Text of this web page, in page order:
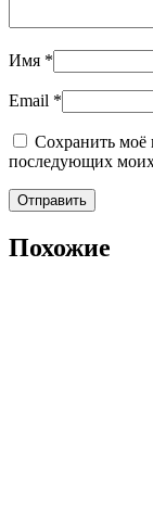
Имя *
Email *
Сохранить моё
последующих
Похожие